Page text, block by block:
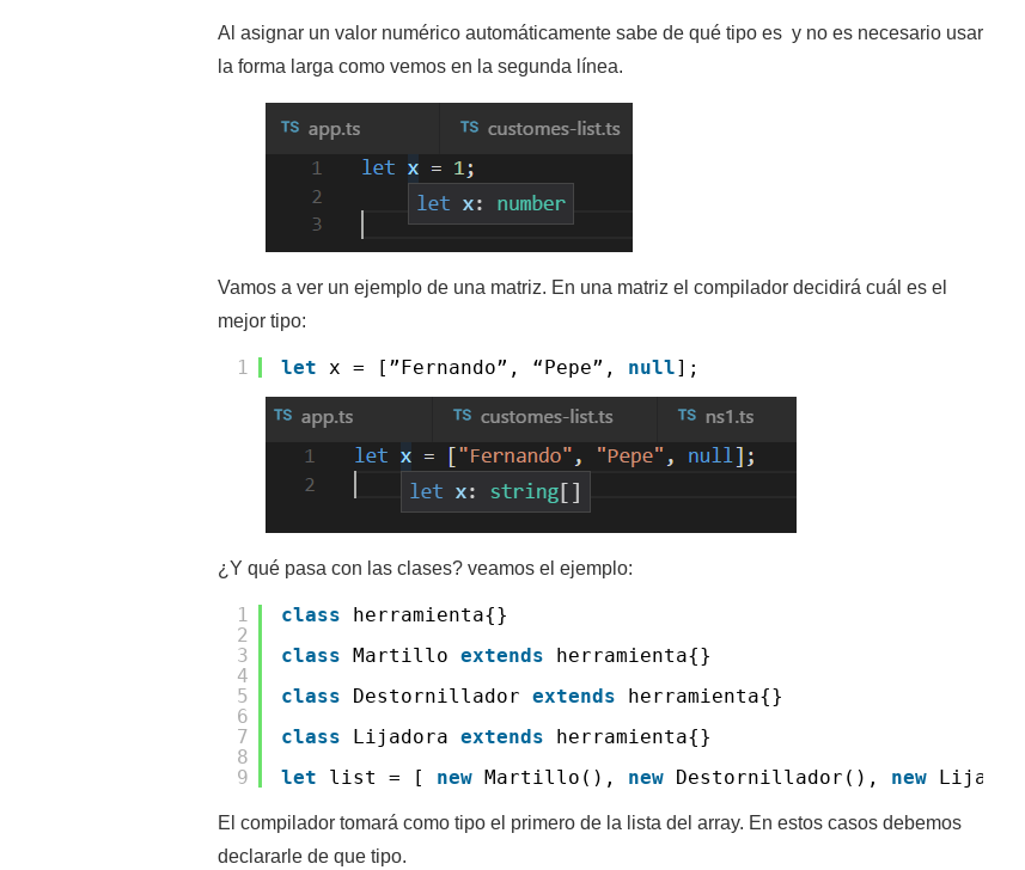
Al asignar un valor numérico automáticamente sabe de qué tipo es y no es necesario usar
la forma larga como vemos en la segunda línea.
Vamos a ver un ejemplo de una matriz. En una matriz el compilador decidirá cuál es el
mejor tipo:
1 let x = [”Fernando”, “Pepe”, null];
¿Y qué pasa con las clases? veamos el ejemplo:
1
2
3
4
5
6
7
8
9
class
herramienta{}
class Martillo extends
herramienta{}
class
Destornillador extends
herramienta{}
class
Lijadora extends
herramienta{}
let
list = [ new Martillo(), new Destornillador(), new
El compilador tomará como tipo el primero de la lista del array. En estos casos debemos
declararle de que tipo.